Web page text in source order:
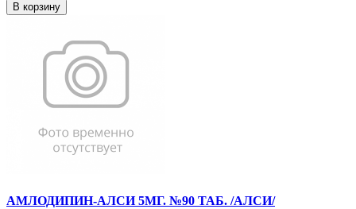
В корзину
АМЛОДИПИН-АЛСИ 5МГ. №90 ТАБ. /АЛСИ/